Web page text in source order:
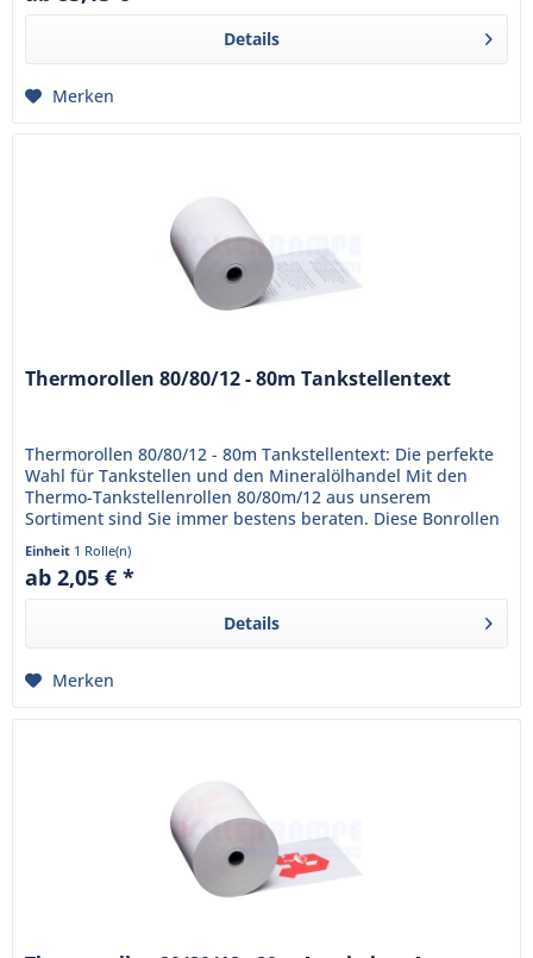
Details
Merken
Thermorollen 80/80/12 - 80m Tankstellentext
Thermorollen 80/80/12 - 80m Tankstellentext: Die perfekte
Wahl für Tankstellen und den Mineralölhandel Mit den
Thermo-Tankstellenrollen 80/80m/12 aus unserem
Sortiment sind Sie immer bestens beraten. Diese Bonrollen
sind bereits mit...
Einheit 1 Rolle(n)
ab 2,05 € *
Details
Merken